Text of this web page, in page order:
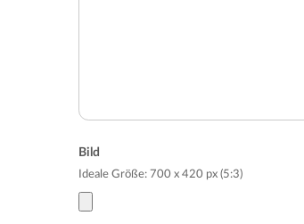
Bild
Ideale Größe: 700 x 420 px (5:3)